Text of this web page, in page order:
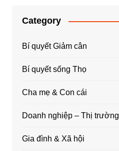
Category
Bí quyết Giảm cân
Bí quyết sống Thọ
Cha mẹ & Con cái
Doanh nghiệp – Thị trường
Gia đình & Xã hội